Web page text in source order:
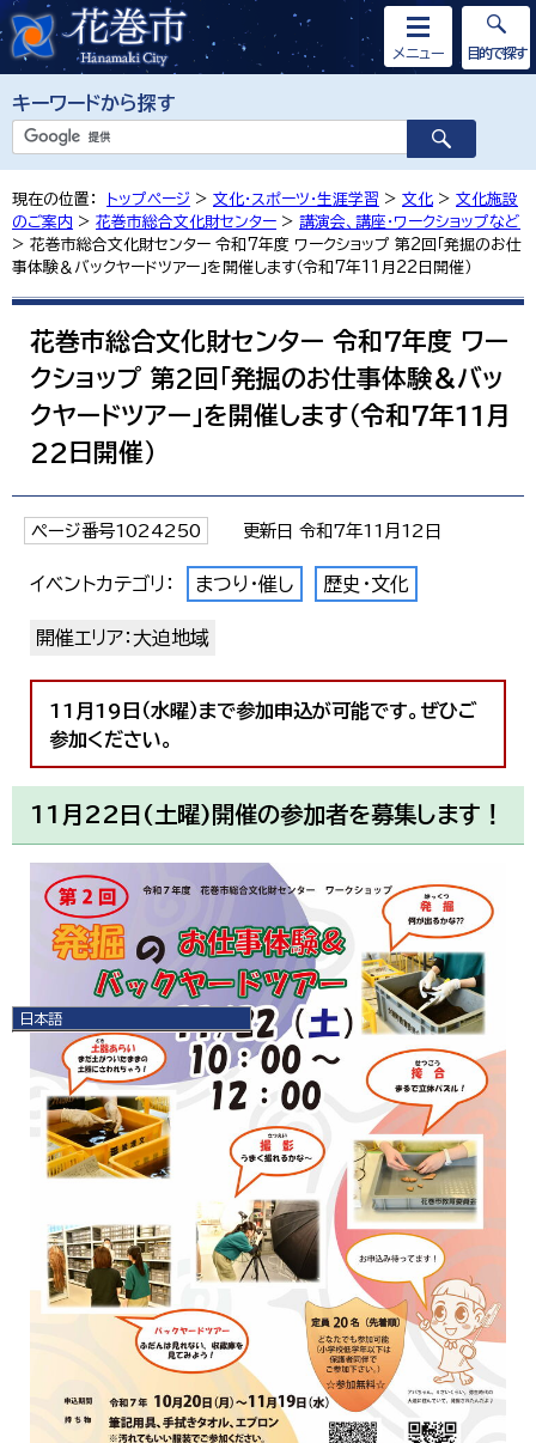
キーワードから探す
メニュー
日本語
English
简体中文
繁體中文
目的で探す
現在の位置： トップページ > 文化・スポーツ・生涯学習 > 文化 > 文化施設
のご案内 > 花巻市総合文化財センター > 講演会、講座・ワークショップなど
> 花巻市総合文化財センター 令和7年度 ワークショップ 第2回「発掘のお仕
事体験＆バックヤードツアー」を開催します（令和7年11月22日開催）
花巻市総合文化財センター 令和7年度 ワー
クショップ 第2回「発掘のお仕事体験＆バッ
クヤードツアー」を開催します（令和7年11月
22日開催）
ページ番号1024250 更新日 令和7年11月12日
イベントカテゴリ： まつり・催し 歴史・文化
開催エリア：大迫地域
11月19日（水曜）まで参加申込が可能です。ぜひご
参加ください。
11月22日(土曜)開催の参加者を募集します！